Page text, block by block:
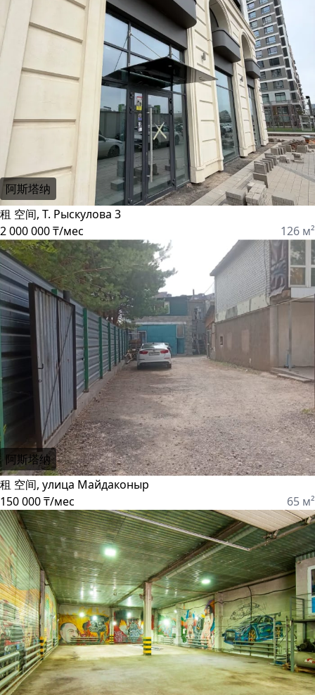
阿斯塔纳
租 空间, Т. Рыскулова 3
2 000 000 ₸/мес
126 м²
阿斯塔纳
租 空间, улица Майдаконыр
150 000 ₸/мес
65 м²